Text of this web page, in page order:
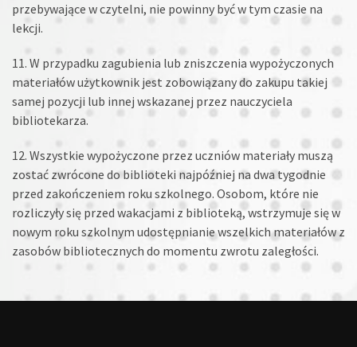
przebywające w czytelni, nie powinny być w tym czasie na
lekcji.
11. W przypadku zagubienia lub zniszczenia wypożyczonych
materiałów użytkownik jest zobowiązany do zakupu takiej
samej pozycji lub innej wskazanej przez nauczyciela
bibliotekarza.
12. Wszystkie wypożyczone przez uczniów materiały muszą
zostać zwrócone do biblioteki najpóźniej na dwa tygodnie
przed zakończeniem roku szkolnego. Osobom, które nie
rozliczyły się przed wakacjami z biblioteką, wstrzymuje się w
nowym roku szkolnym udostępnianie wszelkich materiałów z
zasobów bibliotecznych do momentu zwrotu zaległości.